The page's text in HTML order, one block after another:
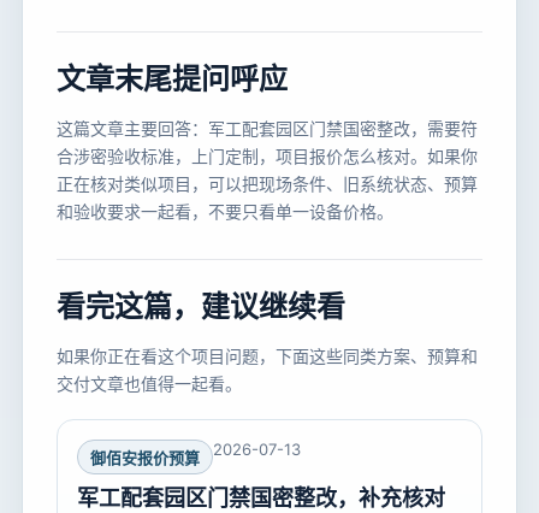
文章末尾提问呼应
这篇文章主要回答：军工配套园区门禁国密整改，需要符
合涉密验收标准，上门定制，项目报价怎么核对。如果你
正在核对类似项目，可以把现场条件、旧系统状态、预算
和验收要求一起看，不要只看单一设备价格。
看完这篇，建议继续看
如果你正在看这个项目问题，下面这些同类方案、预算和
交付文章也值得一起看。
御佰安报价预算 2026-07-13
军工配套园区门禁国密整改，补充核对